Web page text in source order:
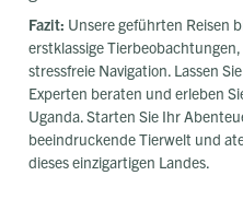
Fazit: Unsere geführten Reisen
erstklassige
stressfreie Navigation. Lassen
Experten beraten und erleben
Uganda. Starten Sie Ihr
beeindruckende Tierwelt und
dieses einzigartigen Landes.